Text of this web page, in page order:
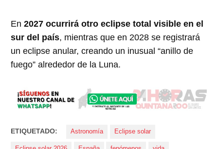
En2027 ocurrirá otro eclipse total visible en el
sur del país, mientras que en 2028 se registrará
un eclipse anular, creando un inusual “anillo de
fuego” alrededor de la Luna.
ETIQUETADO: Astronomía Eclipse solar